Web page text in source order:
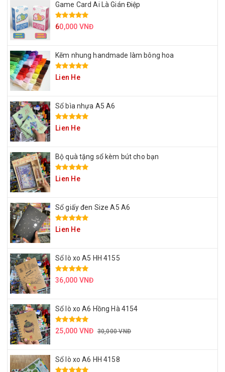
Game Card Ai Là Gián Điệp
60,000 VNĐ
Kẽm nhung handmade làm bông hoa
Lien He
Sổ bìa nhựa A5 A6
Lien He
Bộ quà tặng sổ kèm bút cho bạn
Lien He
Sổ giấy đen Size A5 A6
Lien He
Sổ lò xo A5 HH 4155
36,000 VNĐ
Sổ lò xo A6 Hồng Hà 4154
25,000 VNĐ 30,000 VNĐ
Sổ lò xo A6 HH 4158